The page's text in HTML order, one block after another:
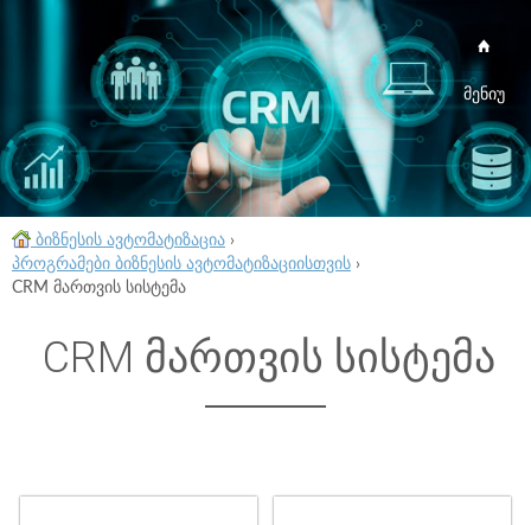
მენიუ
ბიზნესის ავტომატიზაცია ›
პროგრამები ბიზნესის ავტომატიზაციისთვის ›
CRM მართვის სისტემა
CRM მართვის სისტემა